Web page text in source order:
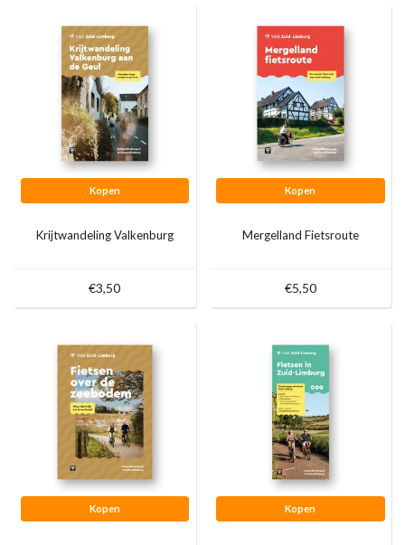
Kopen
Krijtwandeling Valkenburg
€3,50
Kopen
Mergelland Fietsroute
€5,50
Kopen Kopen